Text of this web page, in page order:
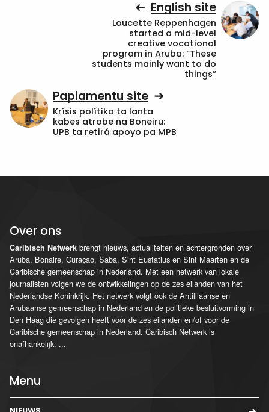
English site
Loucette Reppenhagen
started a mid-level
creative vocational
program in Aruba: “These
students mainly want to do
things”
Papiamentu site
Krísis polítiko ta lanta
kabes atrobe na Boneiru:
UPB ta retirá apoyo pa MPB
Over ons
Caribisch Netwerk brengt nieuws, actualiteiten en achtergronden over
Aruba, Bonaire, Curaçao, Saba, Sint Eustatius en Sint Maarten en de
Caribische gemeenschap in Nederland. Met een netwerk van lokale
journalisten volgen we de ontwikkelingen op de zes eilanden van het
Nederlandse Koninkrijk. Het netwerk volgt ook de Antilliaanse en
Arubaanse gemeenschap in Nederland en de politieke besluitvorming in
Den Haag die gevolgen heeft voor de zes eilanden en/of voor de
Caribische gemeenschap in Nederland. Caribisch Netwerk is
onafhankelijk. ...
Menu